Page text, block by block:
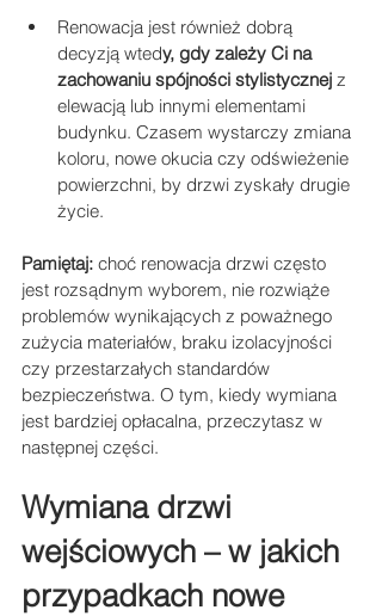
Renowacja jest również dobrą
decyzją wtedy, gdy zależy Ci na
zachowaniu spójności stylistycznej z
elewacją lub innymi elementami
budynku. Czasem wystarczy zmiana
koloru, nowe okucia czy odświeżenie
powierzchni, by drzwi zyskały drugie
życie.
Pamiętaj: choć renowacja drzwi często
jest rozsądnym wyborem, nie rozwiąże
problemów wynikających z poważnego
zużycia materiałów, braku izolacyjności
czy przestarzałych standardów
bezpieczeństwa. O tym, kiedy wymiana
jest bardziej opłacalna, przeczytasz w
następnej części.
Wymiana drzwi
wejściowych – w jakich
przypadkach nowe